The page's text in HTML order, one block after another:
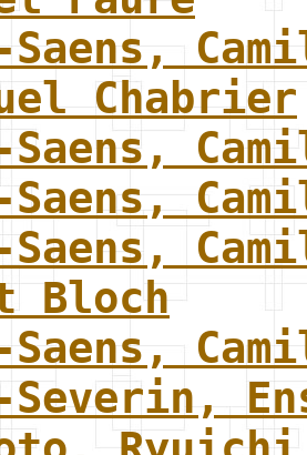
Chabrier
Saens,
Saens,
Bloch
Saens,